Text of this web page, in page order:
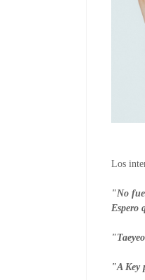
Los
"No
Espero
"A Key